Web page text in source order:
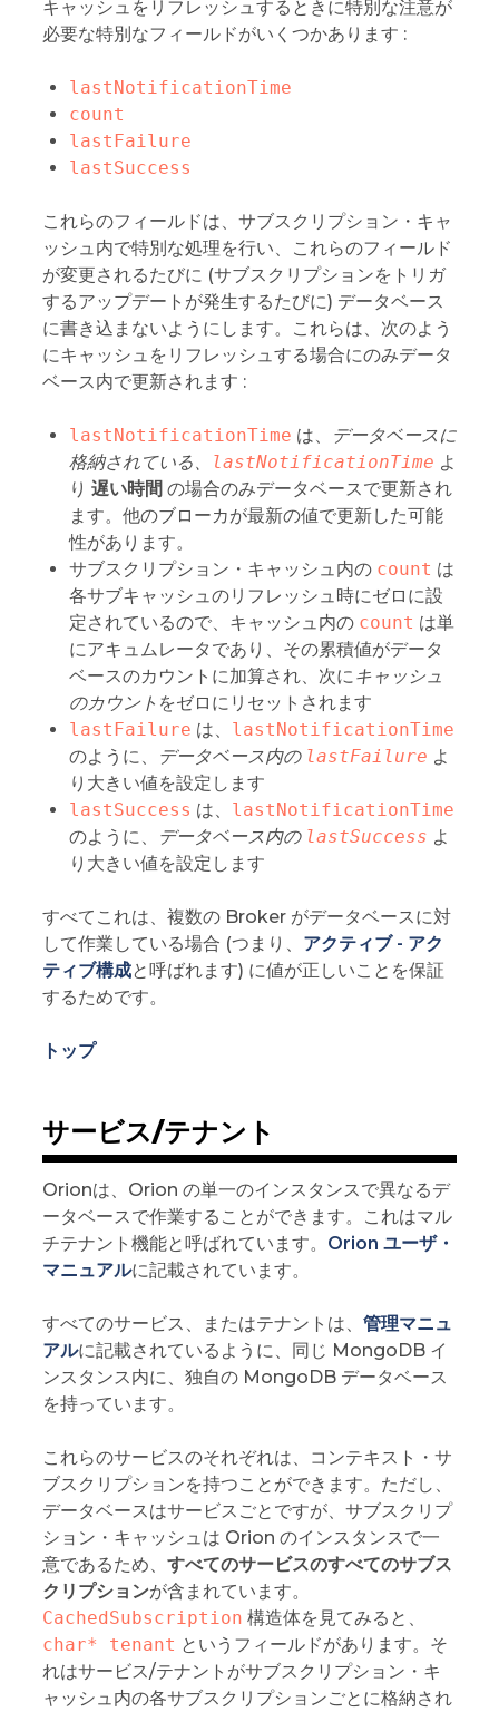
キャッシュをリフレッシュするときに特別な注意が
必要な特別なフィールドがいくつかあります :
lastNotificationTime
count
lastFailure
lastSuccess
これらのフィールドは、サブスクリプション・キャ
ッシュ内で特別な処理を行い、これらのフィールド
が変更されるたびに (サブスクリプションをトリガ
するアップデートが発生するたびに) データベース
に書き込まないようにします。これらは、次のよう
にキャッシュをリフレッシュする場合にのみデータ
ベース内で更新されます :
lastNotificationTime は、
データベースに
格納されている、
lastNotificationTime よ
り 遅い時間 の場合のみデータベースで更新され
ます。他のブローカが最新の値で更新した可能
性があります。
サブスクリプション・キャッシュ内の count は
各サブキャッシュのリフレッシュ時にゼロに設
定されているので、キャッシュ内の count は単
にアキュムレータであり、その累積値がデータ
ベースのカウントに加算され、次に キャッシュ
のカウント をゼロにリセットされます
lastFailure は、 lastNotificationTime
のように、
データベース内の lastFailure よ
り大きい値を設定します
lastSuccess は、 lastNotificationTime
のように、
データベース内の lastSuccess よ
り大きい値を設定します
すべてこれは、複数の Broker がデータベースに対
して作業している場合 (つまり、 アクティブ - アク
ティブ構成と呼ばれます) に値が正しいことを保証
するためです。
トップ
サービス/テナント
Orionは、Orion の単一のインスタンスで異なるデ
ータベースで作業することができます。これはマル
チテナント機能と呼ばれています。 Orion ユーザ・
マニュアルに記載されています。
すべてのサービス、またはテナントは、 管理マニュ
アルに記載されているように、同じ MongoDB イ
ンスタンス内に、独自の MongoDB データベース
を持っています。
これらのサービスのそれぞれは、コンテキスト・サ
ブスクリプションを持つことができます。ただし、
データベースはサービスごとですが、サブスクリプ
ション・キャッシュは Orion のインスタンスで一
意であるため、 すべてのサービスのすべてのサブス
クリプションが含まれています。
CachedSubscription 構造体を見てみると、
char* tenant というフィールドがあります。そ
れはサービス/テナントがサブスクリプション・キ
ャッシュ内の各サブスクリプションごとに格納され